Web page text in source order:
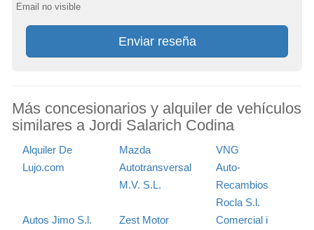
Email no visible
Enviar reseña
Más concesionarios y alquiler de vehículos
similares a Jordi Salarich Codina
Alquiler De
Lujo.com
Mazda
VNG
Autotransversal
M.V. S.L.
Auto-
Recambios
Rocla S.l.
Autos Jimo S.l.
Zest Motor
Comercial i